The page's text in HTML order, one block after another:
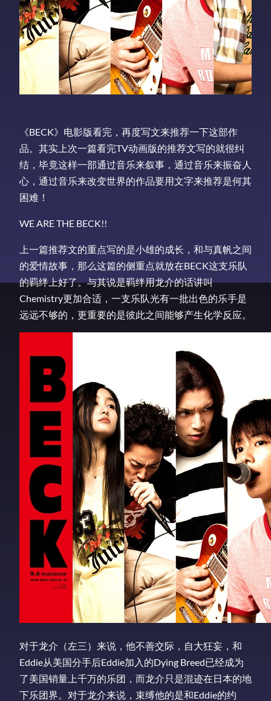
《BECK》电影版看完，再度写文来推荐一下这部作
品。其实上次一篇看完TV动画版的推荐文写的就很纠
结，毕竟这样一部通过音乐来叙事，通过音乐来振奋人
心，通过音乐来改变世界的作品要用文字来推荐是何其
困难！
WE ARE THE BECK!!
上一篇推荐文的重点写的是小雄的成长，和与真帆之间
的爱情故事，那么这篇的侧重点就放在BECK这支乐队
的羁绊上好了。与其说是羁绊用龙介的话讲叫
Chemistry更加合适，一支乐队光有一批出色的乐手是
远远不够的，更重要的是彼此之间能够产生化学反应。
对于龙介（左三）来说，他不善交际，自大狂妄，和
Eddie从美国分手后Eddie加入的Dying Breed已经成为
了美国销量上千万的乐团，而龙介只是混迹在日本的地
下乐团界。对于龙介来说，束缚他的是和Eddie的约